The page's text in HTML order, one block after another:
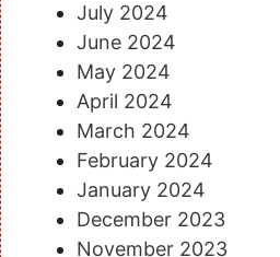
July 2024
June 2024
May 2024
April 2024
March 2024
February 2024
January 2024
December 2023
November 2023